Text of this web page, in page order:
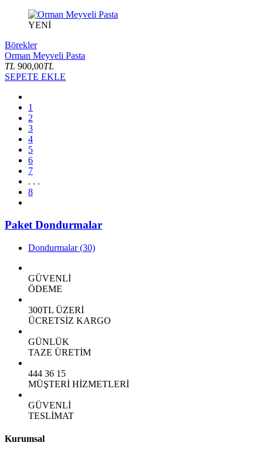
YENİ
Börekler
Orman Meyveli Pasta
TL 900,00TL
SEPETE EKLE
1
2
3
4
5
6
7
. . .
8
Paket Dondurmalar
Dondurmalar(30)
GÜVENLİ
ÖDEME
300TL ÜZERİ
ÜCRETSİZ KARGO
GÜNLÜK
TAZE ÜRETİM
444 36 15
MÜŞTERİ HİZMETLERİ
GÜVENLİ
TESLİMAT
Kurumsal